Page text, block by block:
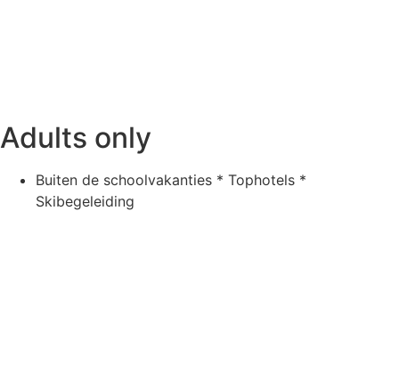
Adults only
Buiten de schoolvakanties * Tophotels *
Skibegeleiding